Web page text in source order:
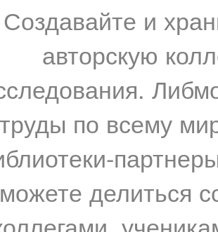
Создавайте и
авторскую
труды по всему
делиться